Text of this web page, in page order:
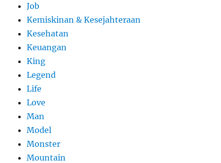
Job
Kemiskinan & Kesejahteraan
Kesehatan
Keuangan
King
Legend
Life
Love
Man
Model
Monster
Mountain